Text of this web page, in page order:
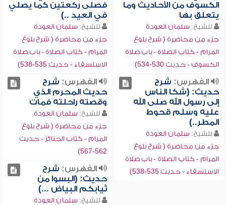
الكسوف من الأحاديث وما
يتعلق بها
للشيخ: سلمان العودة
جزء من محاضرة ( شرح بلوغ
المرام - كتاب الصلاة - باب صلاة
الكسوف - حديث 530-534)
فصلى ركعتين كما يصلي
في العيد ..)
للشيخ: سلمان العودة
جزء من محاضرة ( شرح بلوغ
المرام - كتاب الصلاة - باب صلاة
الاستسقاء - حديث 535-538)
الفهرس: شرح
حديث: (شكا الناس
إلى رسول الله صلى الله
عليه وسلم قحوط
المطر..)
للشيخ: سلمان العودة
جزء من محاضرة ( شرح بلوغ
المرام - كتاب الصلاة - باب صلاة
الاستسقاء - حديث 535-538)
الفهرس: شرح
حديث المحرم الذي
وقصته راحلته فمات
للشيخ: سلمان العودة
جزء من محاضرة ( شرح بلوغ
المرام - كتاب الجنائز - حديث
562-567)
الفهرس: شرح
حديث: (البسوا من
ثيابكم البياض ...)
للشيخ: سلمان العودة